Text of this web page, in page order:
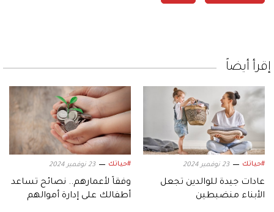
إقرأ أيضاً
#حياتك 23 نوفمبر 2024
عادات جيدة للوالدين تجعل
الأبناء منضبطين
#حياتك 23 نوفمبر 2024
وفقاً لأعمارهم.. نصائح تساعد
أطفالك على إدارة أموالهم